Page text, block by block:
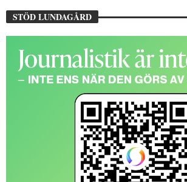
STÖD LUNDAGÅRD